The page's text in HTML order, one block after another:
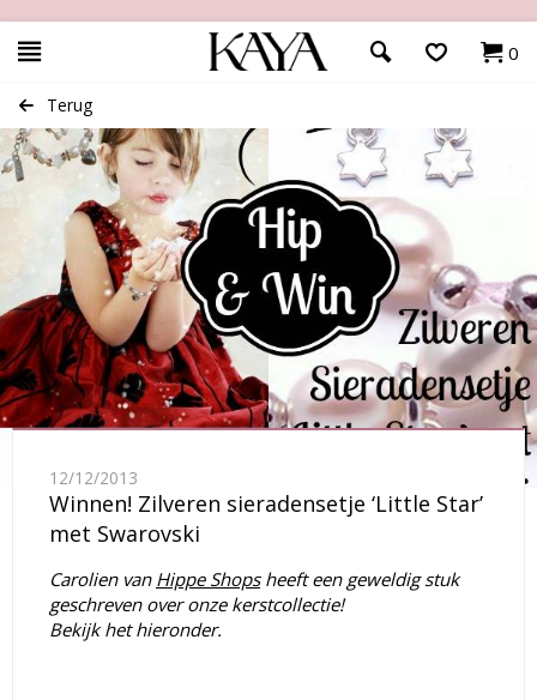
0
Terug
12/12/2013
Winnen! Zilveren sieradensetje ‘Little Star’
met Swarovski
Carolien van Hippe Shopsheeft een geweldig stuk
geschreven over onze kerstcollectie!
Bekijk het hieronder.